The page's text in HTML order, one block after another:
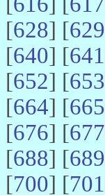
[628] [629
[640] [641
[652] [653
[664] [665
[676] [677
[688] [689
[700] [701